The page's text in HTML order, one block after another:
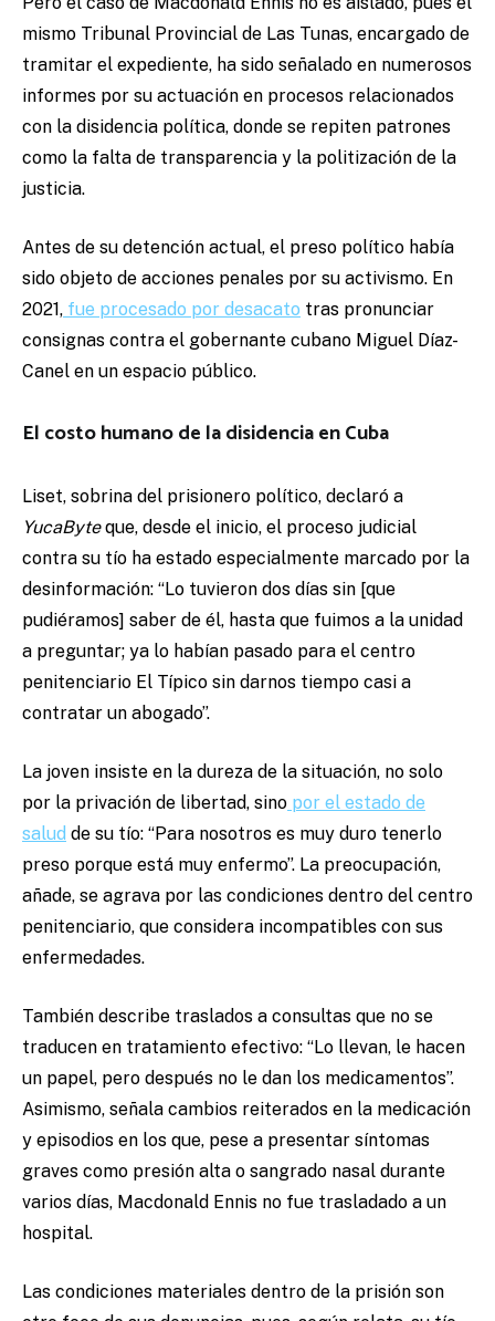
mismo Tribunal Provincial de Las Tunas, encargado de
tramitar el expediente, ha sido señalado en numerosos
informes por su actuación en procesos relacionados
con la disidencia política, donde se repiten patrones
como la falta de transparencia y la politización de la
justicia.
Antes de su detención actual, el preso político había
sido objeto de acciones penales por su activismo. En
2021, fue procesado por desacato tras pronunciar
consignas contra el gobernante cubano Miguel Díaz-
Canel en un espacio público.
El costo humano de la disidencia en Cuba
Liset, sobrina del prisionero político, declaró a
YucaByteque, desde el inicio, el proceso judicial
contra su tío ha estado especialmente marcado por la
desinformación: “Lo tuvieron dos días sin [que
pudiéramos] saber de él, hasta que fuimos a la unidad
a preguntar; ya lo habían pasado para el centro
penitenciario El Típico sin darnos tiempo casi a
contratar un abogado”.
La joven insiste en la dureza de la situación, no solo
por la privación de libertad, sino por el estado de
salud de su tío: “Para nosotros es muy duro tenerlo
preso porque está muy enfermo”. La preocupación,
añade, se agrava por las condiciones dentro del centro
penitenciario, que considera incompatibles con sus
enfermedades.
También describe traslados a consultas que no se
traducen en tratamiento efectivo: “Lo llevan, le hacen
un papel, pero después no le dan los medicamentos”.
Asimismo, señala cambios reiterados en la medicación
y episodios en los que, pese a presentar síntomas
graves como presión alta o sangrado nasal durante
varios días, Macdonald Ennis no fue trasladado a un
hospital.
Las condiciones materiales dentro de la prisión son